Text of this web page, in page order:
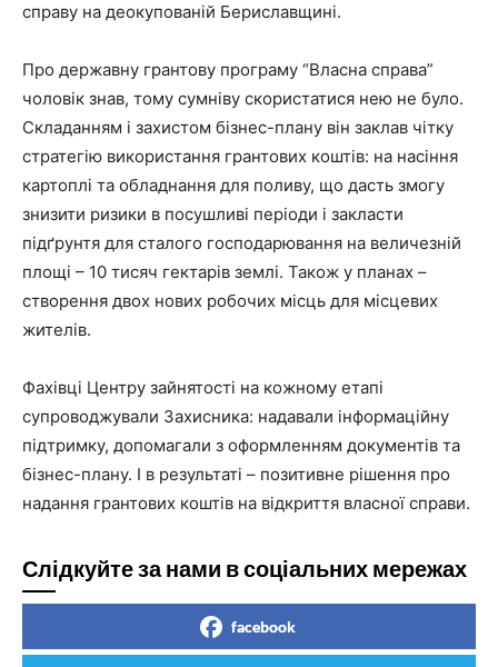
справу на деокупованій Бериславщині.
Про державну грантову програму “Власна справа”
чоловік знав, тому сумніву скористатися нею не було.
Складанням і захистом бізнес-плану він заклав чітку
стратегію використання грантових коштів: на насіння
картоплі та обладнання для поливу, що дасть змогу
знизити ризики в посушливі періоди і закласти
підґрунтя для сталого господарювання на величезній
площі – 10 тисяч гектарів землі. Також у планах –
створення двох нових робочих місць для місцевих
жителів.
Фахівці Центру зайнятості на кожному етапі
супроводжували Захисника: надавали інформаційну
підтримку, допомагали з оформленням документів та
бізнес-плану. І в результаті – позитивне рішення про
надання грантових коштів на відкриття власної справи.
Слідкуйте за нами в соціальних мережах
facebook